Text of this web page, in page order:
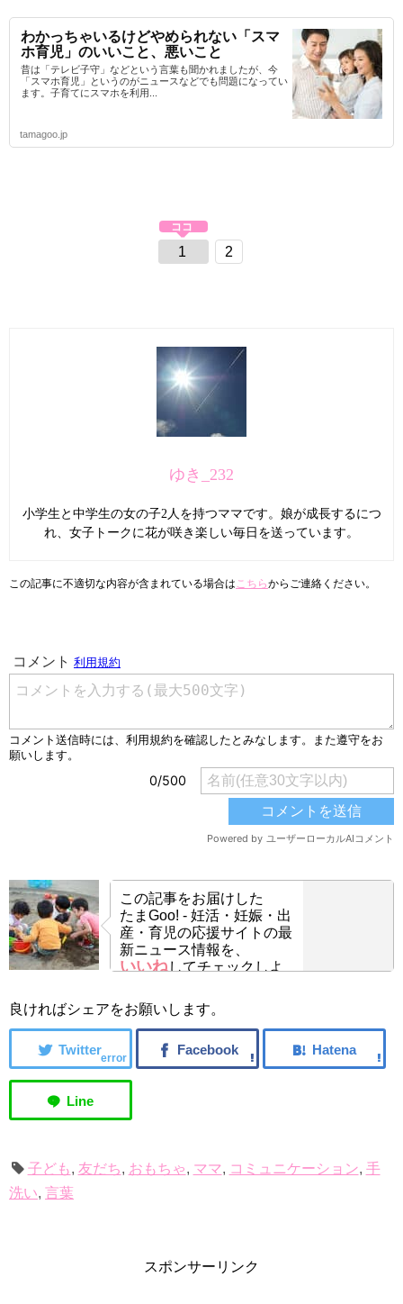
わかっちゃいるけどやめられない「スマ
ホ育児」のいいこと、悪いこと
昔は「テレビ子守」などという言葉も聞かれましたが、今
「スマホ育児」というのがニュースなどでも問題になってい
ます。子育てにスマホを利用...
tamagoo.jp
1 2
ゆき_232
小学生と中学生の女の子2人を持つママです。娘が成長するにつ
れ、女子トークに花が咲き楽しい毎日を送っています。
この記事に不適切な内容が含まれている場合はこちらからご連絡ください。
この記事をお届けした
たまGoo! - 妊活・妊娠・出
産・育児の応援サイトの最
新ニュース情報を、
いいねしてチェックしよ
良ければシェアをお願いします。
error
子ども, 友だち, おもちゃ, ママ, コミュニケーション, 手
洗い, 言葉
スポンサーリンク